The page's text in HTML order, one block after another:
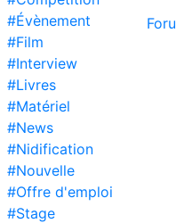
#Évènement
#Film
#Interview
#Livres
#Matériel
#News
#Nidification
#Nouvelle
#Offre d'emploi
#Stage